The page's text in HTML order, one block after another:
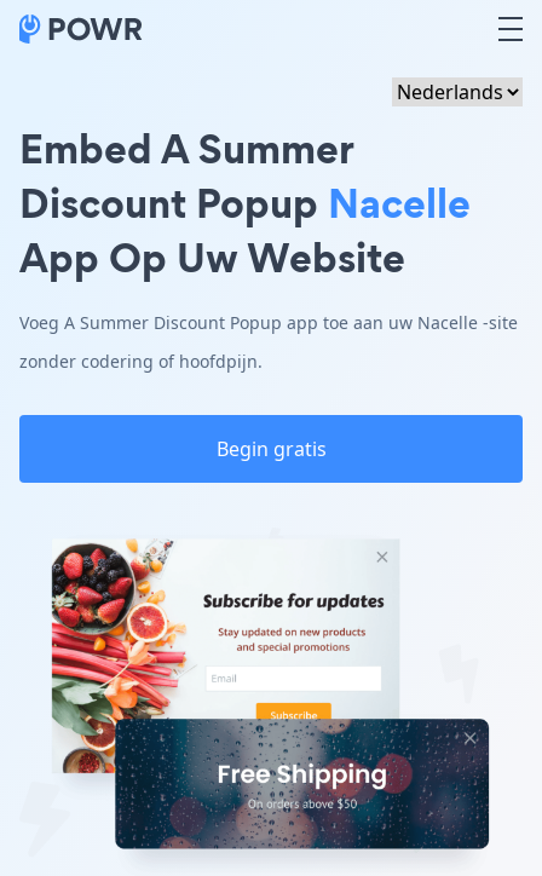
Embed A Summer
Discount Popup Nacelle
App Op Uw Website
Voeg A Summer Discount Popup app toe aan uw Nacelle -site
zonder codering of hoofdpijn.
Begin gratis